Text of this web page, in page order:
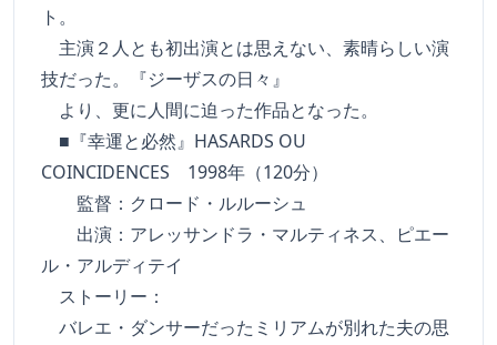
ト。
主演２人とも初出演とは思えない、素晴らしい演
技だった。『ジーザスの日々』
より、更に人間に迫った作品となった。
■『幸運と必然』HASARDS OU
COINCIDENCES 1998年（120分）
監督：クロード・ルルーシュ
出演：アレッサンドラ・マルティネス、ピエー
ル・アルディテイ
ストーリー：
バレエ・ダンサーだったミリアムが別れた夫の思